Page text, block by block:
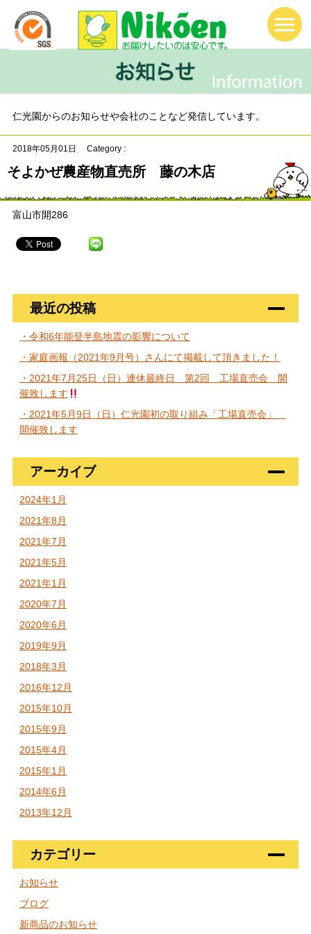
仁光園からのお知らせや会社のことなど発信しています。
2018年05月01日 Category :
そよかぜ農産物直売所 藤の木店
富山市開286
最近の投稿
・令和6年能登半島地震の影響について
・家庭画報（2021年9月号）さんにて掲載して頂きました！
・2021年7月25日（日）連休最終日 第2回 工場直売会 開
催致します
・2021年5月9日（日）仁光園初の取り組み「工場直売会」
開催致します
アーカイブ
2024年1月
2021年8月
2021年7月
2021年5月
2021年1月
2020年7月
2020年6月
2019年9月
2018年3月
2016年12月
2015年10月
2015年9月
2015年4月
2015年1月
2014年6月
2013年12月
カテゴリー
お知らせ
ブログ
新商品のお知らせ